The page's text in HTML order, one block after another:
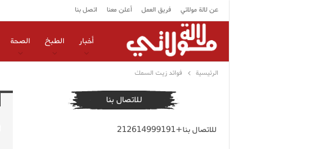
عن لالة مولاتي فريق العمل أعلن معنا اتصل بنا
أخبار الطبخ الصحة
الرئيسية فوائد زيت السمك
للاتصال بنا
للاتصال بنا+212614999191